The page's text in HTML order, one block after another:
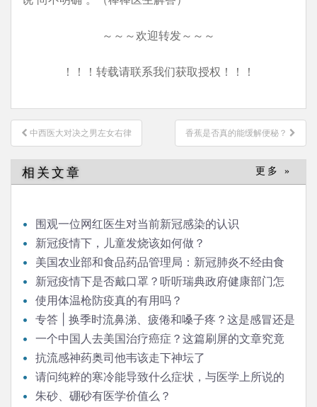
～～～欢迎转发～～～
！！！转载请联系我们获取授权！！！
文
章
导
航
中西医大对决之男左女右律 香蕉是否真的能缓解便秘？
相关文章 更多 »
围观一位网红医生对当前新冠感染的认识
新冠疫情下，儿童发烧该如何做？
美国农业部和食品药品管理局：新冠肺炎不经由食
品或食品包装传播
新冠疫情下是否戴口罩？听听瑞典政府健康部门怎
么说使用体温枪防疫真的有用吗？
专答 | 换季时流鼻涕、疲倦和嗓子疼？这是感冒还是
过敏？
一个中国人去美国治疗癌症？这篇刷屏的文章究竟
该怎么解读
抗流感神药奥司他韦该走下神坛了
请问纯粹的寒冷能导致什么症状，与医学上所说的
“感冒”的症状有何不同？
朱砂、硼砂有医学价值么？